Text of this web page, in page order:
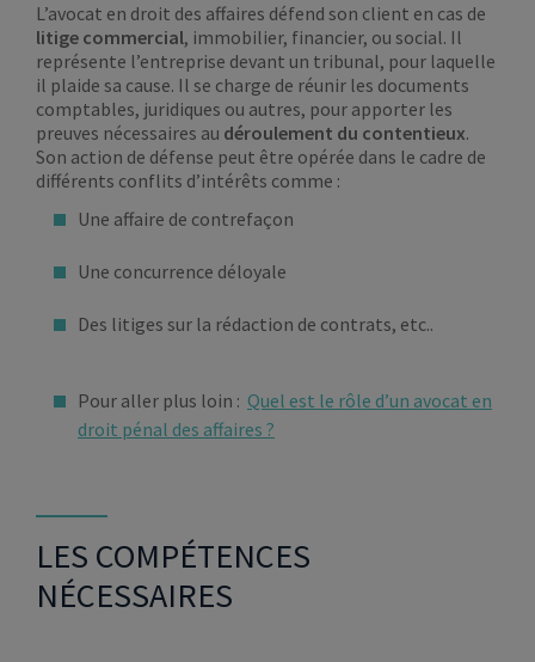
L’avocat en droit des affaires défend son client en cas de
litige commercial, immobilier, financier, ou social. Il
représente l’entreprise devant un tribunal, pour laquelle
il plaide sa cause. Il se charge de réunir les documents
comptables, juridiques ou autres, pour apporter les
preuves nécessaires au déroulement du contentieux.
Son action de défense peut être opérée dans le cadre de
différents conflits d’intérêts comme :
Une affaire de contrefaçon
Une concurrence déloyale
Des litiges sur la rédaction de contrats, etc..
Pour aller plus loin : Quel est le rôle d’un avocat en
droit pénal des affaires ?
LES COMPÉTENCES
NÉCESSAIRES